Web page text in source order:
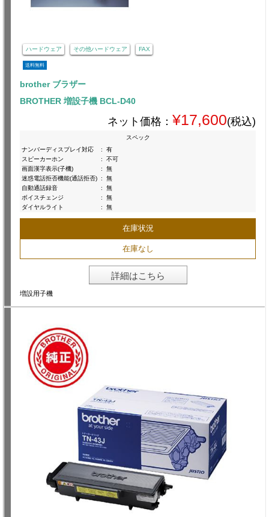
ハードウェア その他ハードウェア FAX
送料無料
brother ブラザー
BROTHER 増設子機 BCL-D40
ネット価格： ¥17,600(税込)
スペック
ナンバーディスプレイ対応
:
有
スピーカーホン
:
不可
画面漢字表示(子機)
:
無
迷惑電話拒否機能(通話拒否) :
無
自動通話録音
:
無
ボイスチェンジ
:
無
ダイヤルライト
: 無
在庫状況
在庫なし
詳細はこちら
増設用子機